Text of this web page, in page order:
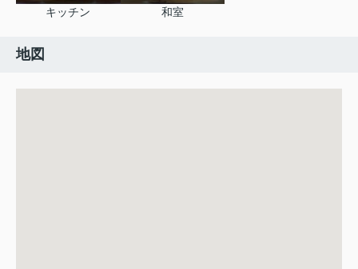
キッチン 和室
地図